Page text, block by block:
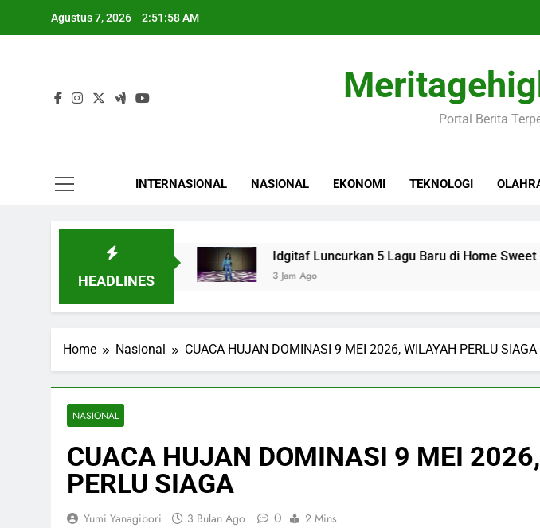
Agustus 7, 2026 2:51:58 AM
Portal Berita
INTERNASIONAL NASIONAL EKONOMI TEKNOLOGI
HEADLINES
di Level 6.352 Idgitaf Luncurkan 5 Lagu Baru di Home Sweet Loan
3 Jam Ago
Home Nasional CUACA HUJAN DOMINASI 9 MEI 2026, WILAYAH PERLU SIAGA
NASIONAL
CUACA HUJAN DOMINASI 9 MEI
PERLU SIAGA
Yumi Yanagibori 3 Bulan Ago 0 2 Mins